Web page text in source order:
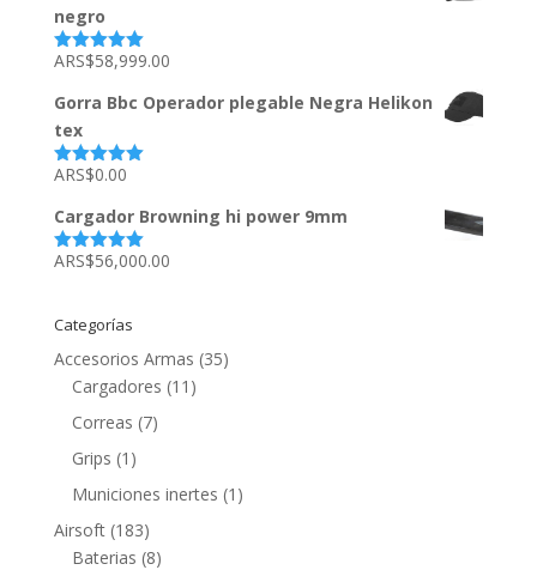
negro
Valorado
5
ARS$58,999.00
Gorra Bbc Operador plegable Negra Helikon
tex
Valorado
5
ARS$0.00
Cargador Browning hi power 9mm
Valorado
ARS$56,000.00
Categorías
Accesorios Armas (35)
Cargadores (11)
Correas (7)
Grips (1)
Municiones inertes (1)
Airsoft (183)
Baterias (8)